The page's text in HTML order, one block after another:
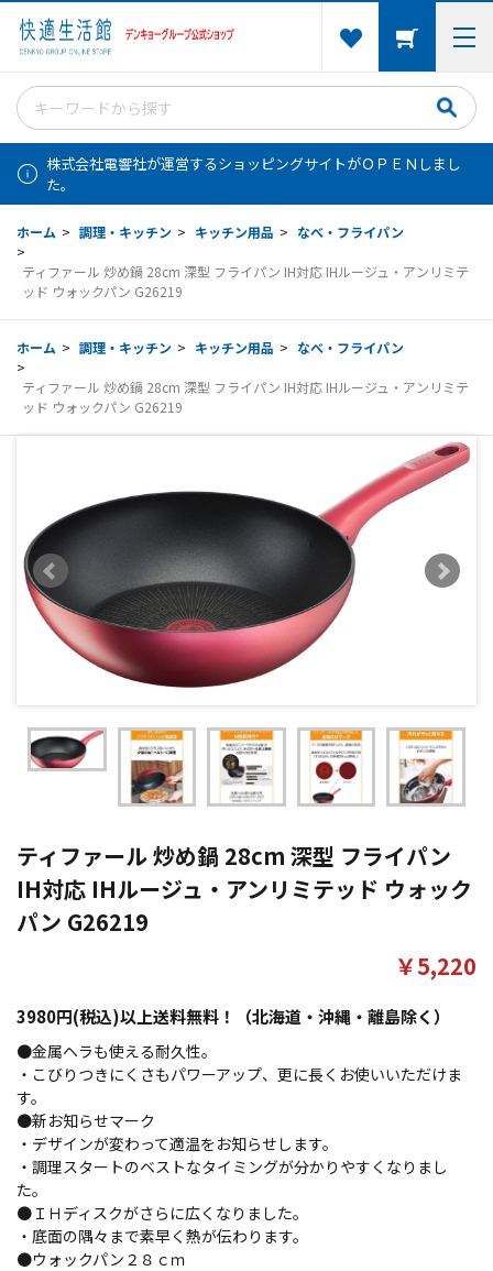
株式会社電響社が運営するショッピングサイトがＯＰＥＮしまし
た。
ホーム > 調理・キッチン > キッチン用品 > なべ・フライパン
>
ティファール 炒め鍋 28cm 深型 フライパン IH対応 IHルージュ・アンリミテ
ッド ウォックパン G26219
ホーム > 調理・キッチン > キッチン用品 > なべ・フライパン
>
ティファール 炒め鍋 28cm 深型 フライパン IH対応 IHルージュ・アンリミテ
ッド ウォックパン G26219
ティファール 炒め鍋 28cm 深型 フライパン
IH対応 IHルージュ・アンリミテッド ウォック
パン G26219
3980円(税込)以上送料無料！（北海道・沖縄・離島除く）
￥5,220
●金属ヘラも使える耐久性。
・こびりつきにくさもパワーアップ、更に長くお使いいただけま
す。
●新お知らせマーク
・デザインが変わって適温をお知らせします。
・調理スタートのベストなタイミングが分かりやすくなりまし
た。
●ＩＨディスクがさらに広くなりました。
・底面の隅々まで素早く熱が伝わります。
●ウォックパン２８ｃｍ